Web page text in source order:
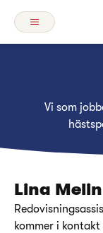
Vi som
Lina Melin
kommer i